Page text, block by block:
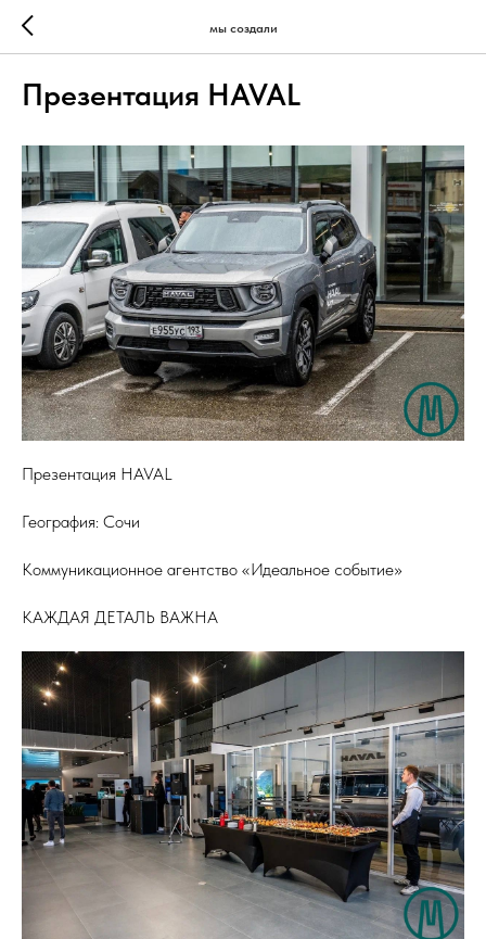
мы создали
Презентация HAVAL
Презентация HAVAL
География: Сочи
Коммуникационное агентство «Идеальное событие»
КАЖДАЯ ДЕТАЛЬ ВАЖНА